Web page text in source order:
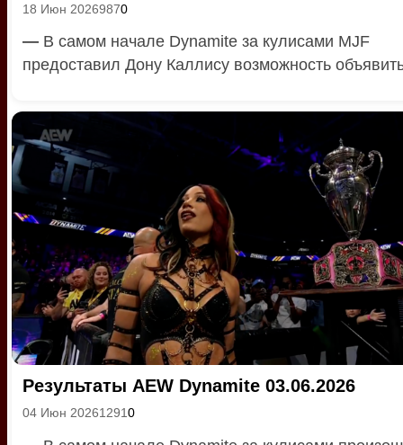
18 Июн 20269870
— В самом начале Dynamite за кулисами MJF
предоcтавил Дону Каллису возможность
Результаты AEW Dynamite 03.06.2026
04 Июн 202612910